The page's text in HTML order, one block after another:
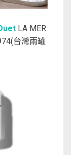
LA MER
台灣兩罐